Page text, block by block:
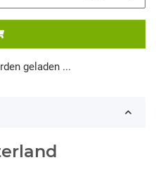
geladen ...